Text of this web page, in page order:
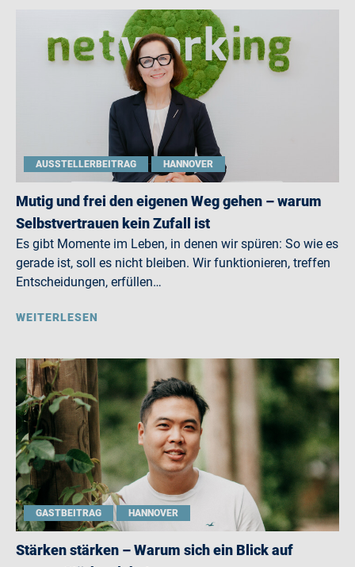
AUSSTELLERBEITRAG HANNOVER
Mutig und frei den eigenen Weg gehen – warum
Selbstvertrauen kein Zufall ist
Es gibt Momente im Leben, in denen wir spüren: So wie es
gerade ist, soll es nicht bleiben. Wir funktionieren, treffen
Entscheidungen, erfüllen…
WEITERLESEN
GASTBEITRAG HANNOVER
Stärken stärken – Warum sich ein Blick auf